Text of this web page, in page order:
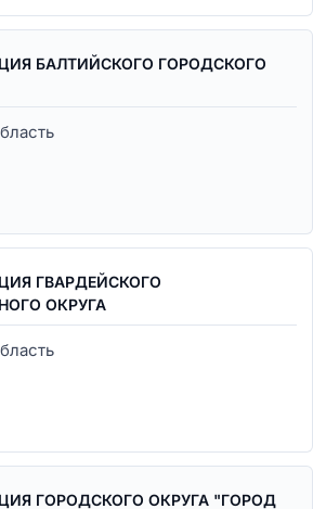
БАЛТИЙСКОГО ГОРОДСКОГО
ГВАРДЕЙСКОГО
ОКРУГА
ГОРОДСКОГО ОКРУГА "ГОРОД